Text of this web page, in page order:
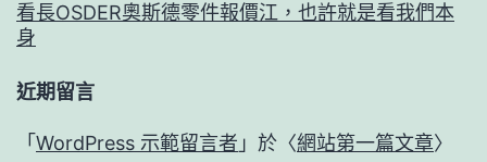
看長OSDER奧斯德零件報價江，也許就是看我們本
身
近期留言
「 WordPress 示範留言者 」於〈網站第一篇文章〉